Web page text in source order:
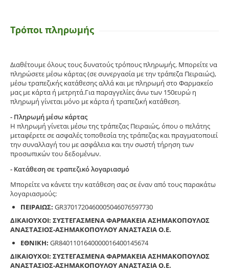
Τρόποι πληρωμής
Διαθέτουμε όλους τους δυνατούς τρόπους πληρωμής. Μπορείτε να
πληρώσετε μέσω κάρτας (σε συνεργασία με την τράπεζα Πειραιώς),
μέσω τραπεζικής κατάθεσης αλλά και με πληρωμή στο Φαρμακείο
μας με κάρτα ή μετρητά.Για παραγγελίες άνω των 150ευρώ η
πληρωμή γίνεται μόνο με κάρτα ή τραπεζική κατάθεση.
- Πληρωμή μέσω κάρτας
Η πληρωμή γίνεται μέσω της τράπεζας Πειραιώς, όπου ο πελάτης
μεταφέρετε σε ασφαλές τοποθεσία της τράπεζας και πραγματοποιεί
την συναλλαγή του με ασφάλεια και την σωστή τήρηση των
προσωπικών του δεδομένων.
- Κατάθεση σε τραπεζικό λογαριασμό
Μπορείτε να κάνετε την κατάθεση σας σε έναν από τους παρακάτω
λογαριασμούς:
ΠΕΙΡΑΙΩΣ: GR3701720460005046076597730
ΔΙΚΑΙΟΥΧΟΙ: ΣΥΣΤΕΓΑΣΜΕΝΑ ΦΑΡΜΑΚΕΙΑ ΑΣΗΜΑΚΟΠΟΥΛΟΣ
ΑΝΑΣΤΑΣΙΟΣ-ΑΣΗΜΑΚΟΠΟΥΛΟΥ ΑΝΑΣΤΑΣΙΑ Ο.Ε.
ΕΘΝΙΚΗ: GR8401101640000016400145674
ΔΙΚΑΙΟΥΧΟΙ: ΣΥΣΤΕΓΑΣΜΕΝΑ ΦΑΡΜΑΚΕΙΑ ΑΣΗΜΑΚΟΠΟΥΛΟΣ
ΑΝΑΣΤΑΣΙΟΣ-ΑΣΗΜΑΚΟΠΟΥΛΟΥ ΑΝΑΣΤΑΣΙΑ Ο.Ε.